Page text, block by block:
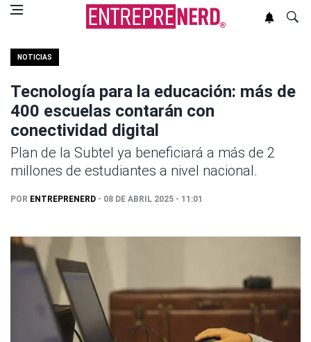
NOTICIAS
Tecnología para la educación: más de
400 escuelas contarán con
conectividad digital
Plan de la Subtel ya beneficiará a más de 2
millones de estudiantes a nivel nacional.
POR ENTREPRENERD - 08 DE ABRIL 2025 - 11:01